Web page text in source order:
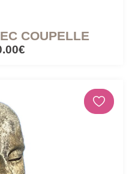
COUPELLE